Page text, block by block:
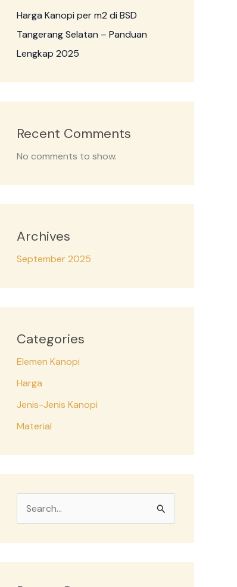
Harga Kanopi per m2 di BSD
Tangerang Selatan – Panduan
Lengkap 2025
Recent Comments
No comments to show.
Archives
September 2025
Categories
Elemen Kanopi
Harga
Jenis-Jenis Kanopi
Material